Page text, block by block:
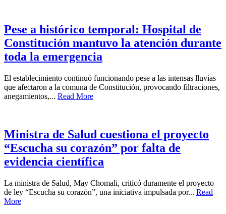
Pese a histórico temporal: Hospital de
Constitución mantuvo la atención durante
toda la emergencia
El establecimiento continuó funcionando pese a las intensas lluvias
que afectaron a la comuna de Constitución, provocando filtraciones,
anegamientos,... Read More
Ministra de Salud cuestiona el proyecto
“Escucha su corazón” por falta de
evidencia científica
La ministra de Salud, May Chomali, criticó duramente el proyecto
de ley “Escucha su corazón”, una iniciativa impulsada por... Read
More